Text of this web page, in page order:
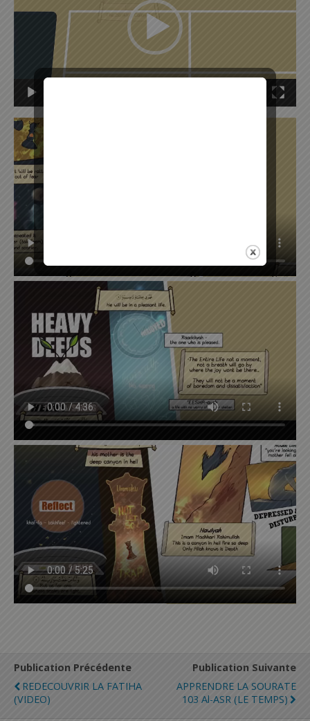
Publication Précédente
REDECOUVRIR LA FATIHA
(VIDEO)
Publication Suivante
APPRENDRE LA SOURATE
103 Al-ASR (LE TEMPS)